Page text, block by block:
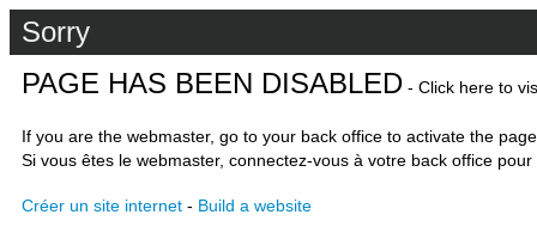
Sorry
PAGE HAS BEEN DISABLED - Click here to
If you are the webmaster, go to your back office to activate the
Si vous êtes le webmaster, connectez-vous à votre back office
Créer un site internet - Build a website